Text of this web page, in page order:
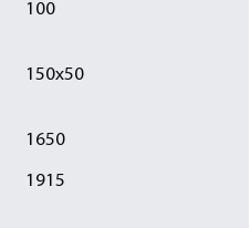
100
150х50
1650
1915